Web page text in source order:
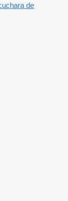
de